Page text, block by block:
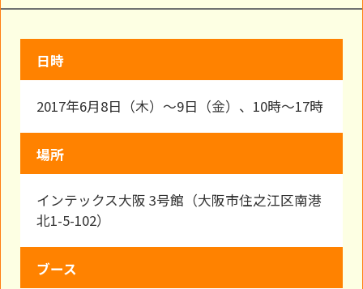
日時
2017年6月8日（木）～9日（金）、10時～17時
場所
インテックス大阪 3号館（大阪市住之江区南港
北1-5-102）
ブース